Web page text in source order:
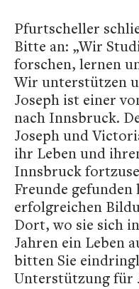
Pfurtscheller
Bitte an: „Wir
forschen, lernen
Wir unterstützen
Joseph ist einer
nach Innsbruck.
Joseph und
ihr Leben und
Innsbruck
Freunde
erfolgreichen
Dort, wo sie sich
Jahren ein Leben
bitten Sie
Unterstützung für